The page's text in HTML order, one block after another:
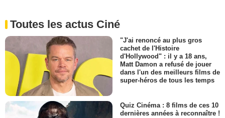
Toutes les actus Ciné
"J'ai renoncé au plus gros
cachet de l'Histoire
d'Hollywood" : il y a 18 ans,
Matt Damon a refusé de jouer
dans l'un des meilleurs films de
super-héros de tous les temps
Quiz Cinéma : 8 films de ces 10
dernières années à reconnaître !